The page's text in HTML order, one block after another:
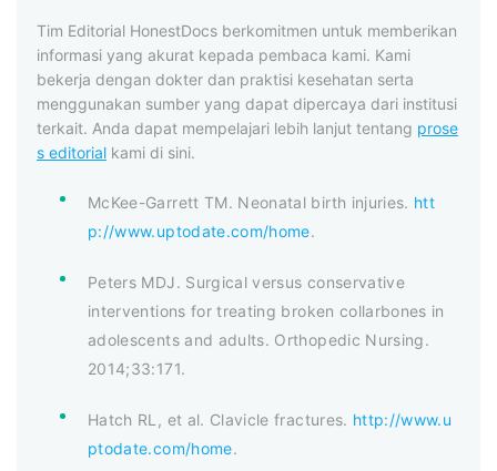
Tim Editorial HonestDocs berkomitmen untuk memberikan
informasi yang akurat kepada pembaca kami. Kami
bekerja dengan dokter dan praktisi kesehatan serta
menggunakan sumber yang dapat dipercaya dari institusi
terkait. Anda dapat mempelajari lebih lanjut tentang prose
s editorial kami di sini.
McKee-Garrett TM. Neonatal birth injuries. htt
p://www.uptodate.com/home.
Peters MDJ. Surgical versus conservative
interventions for treating broken collarbones in
adolescents and adults. Orthopedic Nursing.
2014;33:171.
Hatch RL, et al. Clavicle fractures. http://www.u
ptodate.com/home.